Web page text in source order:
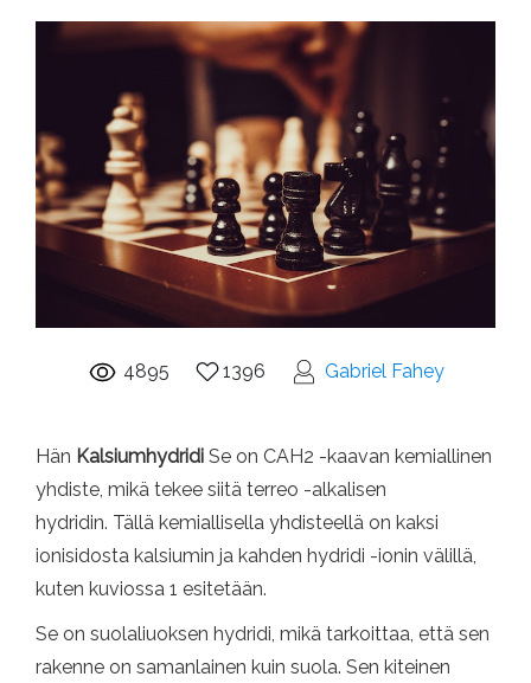
4895 1396 Gabriel Fahey
Hän Kalsiumhydridi Se on CAH2 -kaavan kemiallinen
yhdiste, mikä tekee siitä terreo -alkalisen
hydridin. Tällä kemiallisella yhdisteellä on kaksi
ionisidosta kalsiumin ja kahden hydridi -ionin välillä,
kuten kuviossa 1 esitetään.
Se on suolaliuoksen hydridi, mikä tarkoittaa, että sen
rakenne on samanlainen kuin suola. Sen kiteinen